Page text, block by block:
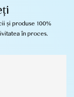
și produse 100%
în proces.